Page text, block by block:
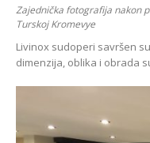
Zajednička fotografija nakon
Turskoj Kromevye
Livinox sudoperi savršen
dimenzija, oblika i obrada